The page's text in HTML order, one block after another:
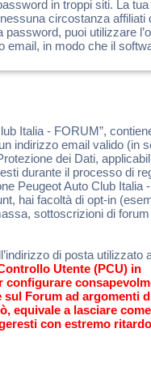
in troppi siti. La
circostanza affiliati
puoi utilizzare
email, in modo che il
Italia - FORUM”,
indirizzo email valido (in
dei Dati,
durante il processo di
Peugeot Auto Club Italia
hai facoltà di opt-in
sottoscrizioni di
di posta utilizzato
Utente (PCU) in
configurare
Forum ad argomenti
equivale a lasciare
con estremo